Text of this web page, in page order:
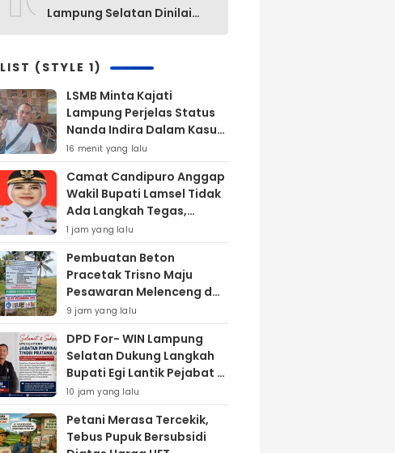
Lampung Selatan Dinilai
Lama Diganti Yang Baru
Jelas
LIST (STYLE 1)
LSMB Minta Kajati
Lampung Perjelas Status
Nanda Indira Dalam Kasus
TPPU SPAM Kab.
Pesawaran Tahun 2022
16 menit yang lalu
Camat Candipuro Anggap
Wakil Bupati Lamsel Tidak
Ada Langkah Tegas,
Terkait Laporan
Ketidakaktifan Kepala
Desa Sinar Palembang
1 jam yang lalu
Pembuatan Beton
Pracetak Trisno Maju
Pesawaran Melenceng dari
Juklak Juknis, Konsultan
Akui Temuan Ada: Akan
Dihitung Volume, Jika
Tidak Jelas Dilaporkan ke
APH
9 jam yang lalu
DPD For- WIN Lampung
Selatan Dukung Langkah
Bupati Egi Lantik Pejabat di
Tengah Masyarakat
10 jam yang lalu
Petani Merasa Tercekik,
Tebus Pupuk Bersubsidi